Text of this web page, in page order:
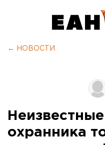
← НОВОСТИ
охранника